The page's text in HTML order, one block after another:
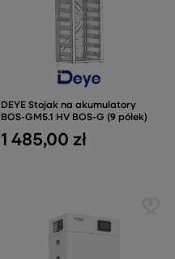
DEYE Stojak na akumulatory
BOS-GM5.1 HV BOS-G (9 półek)
1 485,00 zł